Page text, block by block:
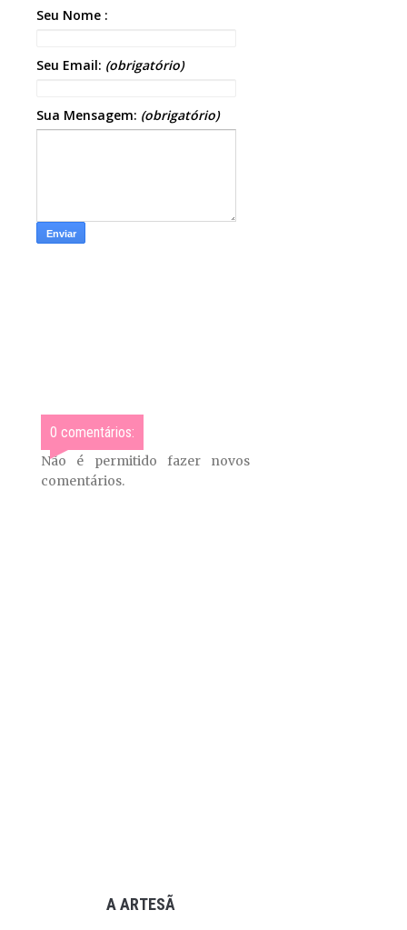
Seu Nome :
Seu Email: (obrigatório)
Sua Mensagem: (obrigatório)
0 comentários:
Não é permitido fazer novos
comentários.
A ARTESÃ